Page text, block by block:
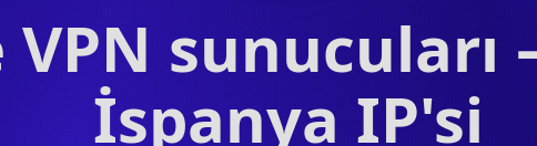
VPN
İspanya IP'si